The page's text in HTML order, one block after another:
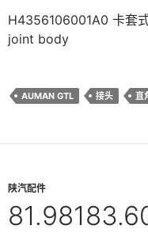
H4356106001A0 卡套
joint body
AUMAN GTL 接头 直
陕汽配件